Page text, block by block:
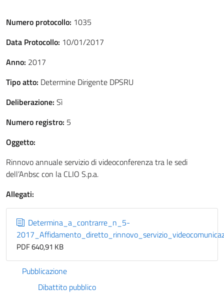
Numero protocollo: 1035
Data Protocollo: 10/01/2017
Anno: 2017
Tipo atto: Determine Dirigente DPSRU
Deliberazione: Sì
Numero registro: 5
Oggetto:
Rinnovo annuale servizio di videoconferenza tra le sedi
dell’Anbsc con la CLIO S.p.a.
Allegati:
Determina_a_contrarre_n_5-
PDF 640,91 KB
Pubblicazione
Dibattito pubblico